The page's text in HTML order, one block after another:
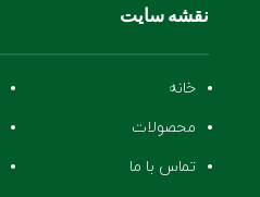
نقشه سایت
خانه
محصولات
تماس با ما